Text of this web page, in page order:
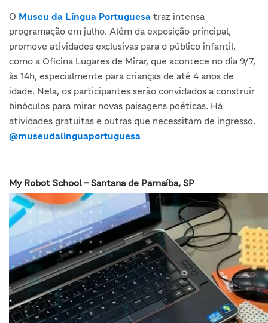
O Museu da Língua Portuguesa traz intensa
programação em julho. Além da exposição principal,
promove atividades exclusivas para o público infantil,
como a Oficina Lugares de Mirar, que acontece no dia 9/7,
às 14h, especialmente para crianças de até 4 anos de
idade. Nela, os participantes serão convidados a construir
binóculos para mirar novas paisagens poéticas. Há
atividades gratuitas e outras que necessitam de ingresso.
@museudalinguaportuguesa
My Robot School – Santana de Parnaíba, SP